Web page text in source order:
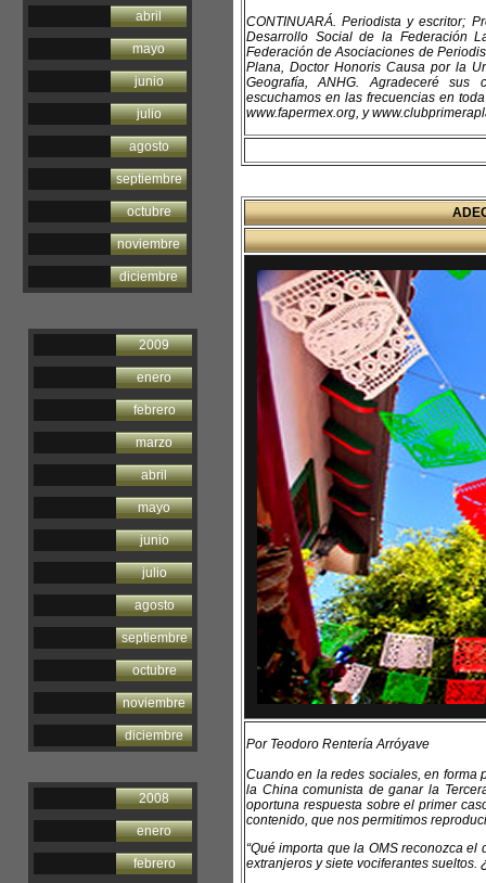
abril
mayo
junio
julio
agosto
septiembre
octubre
noviembre
diciembre
2009
enero
febrero
marzo
abril
mayo
junio
julio
agosto
septiembre
octubre
noviembre
diciembre
2008
enero
febrero
CONTINUARÁ. Periodista y escritor;
Desarrollo Social de la Federación
Federación de Asociaciones de
Plana, Doctor Honoris Causa por la
Geografía, ANHG. Agradeceré sus
escuchamos en las frecuencias en
www.fapermex.org, y
Por Teodoro Rentería Arróyave
Cuando en la redes sociales, en forma
la China comunista de ganar la
oportuna respuesta sobre el primer
contenido, que nos permitimos
“Qué importa que la OMS reconozca
extranjeros y siete vociferantes sueltos.